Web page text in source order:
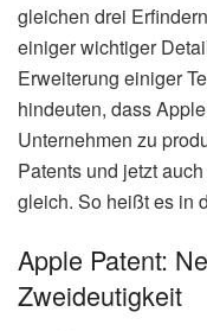
gleichen drei
einiger wichtiger
Erweiterung einiger
hindeuten, dass
Unternehmen zu
Patents und jetzt
gleich. So heißt es in
Apple Patent:
Zweideutigkeit